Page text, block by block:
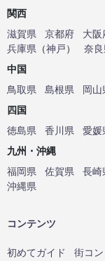
関西
滋賀県
京都府 大阪
兵庫県 （神戸） 奈
中国
鳥取県
島根県 岡山
四国
徳島県
香川県 愛媛
九州・沖縄
福岡県
佐賀県 長崎
沖縄県
コンテンツ
初めてガイド 街コン